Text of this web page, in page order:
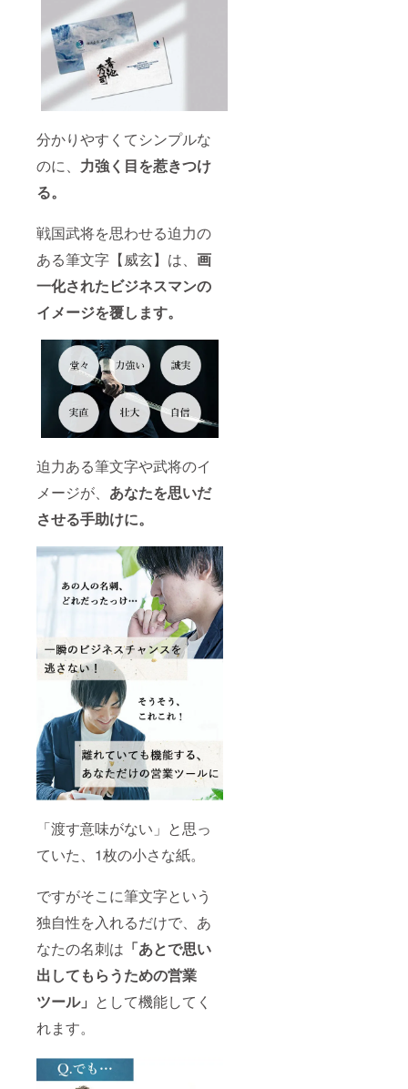
分かりやすくてシンプルな
のに、 力強く目を惹きつけ
る。
戦国武将を思わせる迫力の
ある筆文字【威玄】は、 画
一化されたビジネスマンの
イメージを覆します。
迫力ある筆文字や武将のイ
メージが、 あなたを思いだ
させる手助けに。
「渡す意味がない」と思っ
ていた、1枚の小さな紙。
ですがそこに筆文字という
独自性を入れるだけで、あ
なたの名刺は 「あとで思い
出してもらうための営業
ツール」 として機能してく
れます。